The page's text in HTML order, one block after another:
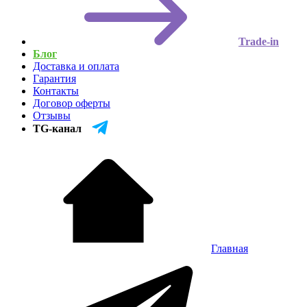
Trade-in
Блог
Доставка и оплата
Гарантия
Контакты
Договор оферты
Отзывы
TG-канал
Главная